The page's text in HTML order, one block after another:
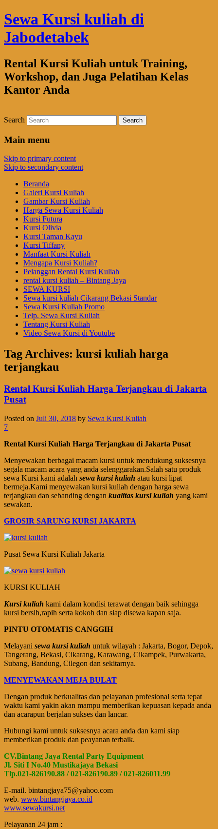
Sewa Kursi kuliah di
Jabodetabek
Rental Kursi Kuliah untuk Training,
Workshop, dan Juga Pelatihan Kelas
Kantor Anda
Search
Main menu
Skip to primary content
Skip to secondary content
Beranda
Galeri Kursi Kuliah
Gambar Kursi Kuliah
Harga Sewa Kursi Kuliah
Kursi Futura
Kursi Olivia
Kursi Taman Kayu
Kursi Tiffany
Manfaat Kursi Kuliah
Mengapa Kursi Kuliah?
Pelanggan Rental Kursi Kuliah
rental kursi kuliah – Bintang Jaya
SEWA KURSI
Sewa kursi kuliah Cikarang Bekasi Standar
Sewa Kursi Kuliah Promo
Telp. Sewa Kursi Kuliah
Tentang Kursi Kuliah
Video Sewa Kursi di Youtube
Tag Archives: kursi kuliah harga
terjangkau
Rental Kursi Kuliah Harga Terjangkau di Jakarta
Pusat
Posted on Juli 30, 2018 by Sewa Kursi Kuliah
7
Rental Kursi Kuliah Harga Terjangkau di Jakarta Pusat
Menyewakan berbagai macam kursi untuk mendukung suksesnya
segala macam acara yang anda selenggarakan.Salah satu produk
sewa Kursi kami adalah sewa kursi kuliah atau kursi lipat
bermeja.Kami menyewakan kursi kuliah dengan harga sewa
terjangkau dan sebanding dengan kualitas kursi kuliah yang kami
sewakan.
GROSIR SARUNG KURSI JAKARTA
Pusat Sewa Kursi Kuliah Jakarta
KURSI KULIAH
Kursi kuliah kami dalam kondisi terawat dengan baik sehingga
kursi bersih,rapih serta kokoh dan siap disewa kapan saja.
PINTU OTOMATIS CANGGIH
Melayani sewa kursi kuliah untuk wilayah : Jakarta, Bogor, Depok,
Tangerang, Bekasi, Cikarang, Karawang, Cikampek, Purwakarta,
Subang, Bandung, Cilegon dan sekitarnya.
MENYEWAKAN MEJA BULAT
Dengan produk berkualitas dan pelayanan profesional serta tepat
waktu kami yakin akan mampu memberikan kepuasan kepada anda
dan acarapun berjalan sukses dan lancar.
Hubungi kami untuk suksesnya acara anda dan kami siap
memberikan produk dan peayanan terbaik.
CV.Bintang Jaya Rental Party Equipment
Jl. Siti I No.40 Mustikajaya Bekasi
Tlp.021-826190.88 / 021-826190.89 / 021-826011.99
E-mail. bintangjaya75@yahoo.com
web. www.bintangjaya.co.id
www.sewakursi.net
Pelayanan 24 jam :